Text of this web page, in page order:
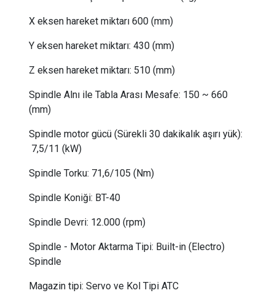
X eksen hareket miktarı 600 (mm)
Y eksen hareket miktarı: 430 (mm)
Z eksen hareket miktarı: 510 (mm)
Spindle Alnı ile Tabla Arası Mesafe: 150 ~ 660
(mm)
Spindle motor gücü (Sürekli 30 dakikalık aşırı yük):
7,5/11 (kW)
Spindle Torku: 71,6/105 (Nm)
Spindle Koniği: BT-40
Spindle Devri: 12.000 (rpm)
Spindle - Motor Aktarma Tipi: Built-in (Electro)
Spindle
Magazin tipi: Servo ve Kol Tipi ATC